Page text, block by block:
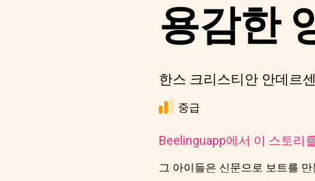
용감한
한스 크리스티안 안데르
중급
Beelinguapp에서 이 스토리
그 아이들은 신문으로 보트를